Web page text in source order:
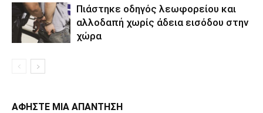
Πιάστηκε οδηγός λεωφορείου και
αλλοδαπή χωρίς άδεια εισόδου στην
χώρα
ΑΦΗΣΤΕ ΜΙΑ ΑΠΑΝΤΗΣΗ